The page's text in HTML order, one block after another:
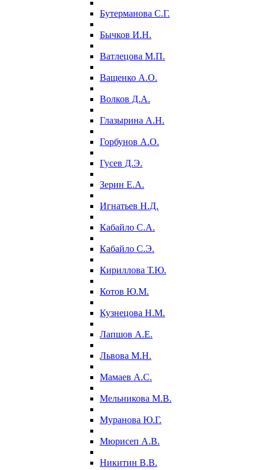
Бутерманова С.Г.
Бычков И.Н.
Ватлецова М.П.
Ващенко А.О.
Волков Д.А.
Глазырина А.Н.
Горбунов А.О.
Гусев Д.Э.
Зерин Е.А.
Игнатьев Н.Д.
Кабайло С.А.
Кабайло С.Э.
Кириллова Т.Ю.
Котов Ю.М.
Кузнецова Н.М.
Лапшов А.Е.
Львова М.Н.
Мамаев А.С.
Мельникова М.В.
Муранова Ю.Г.
Мюрисеп А.В.
Никитин В.В.